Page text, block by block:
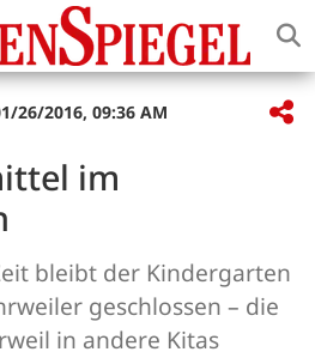
26/2016, 09:36 AM
im
bleibt der Kindergarten
geschlossen – die
in andere Kitas